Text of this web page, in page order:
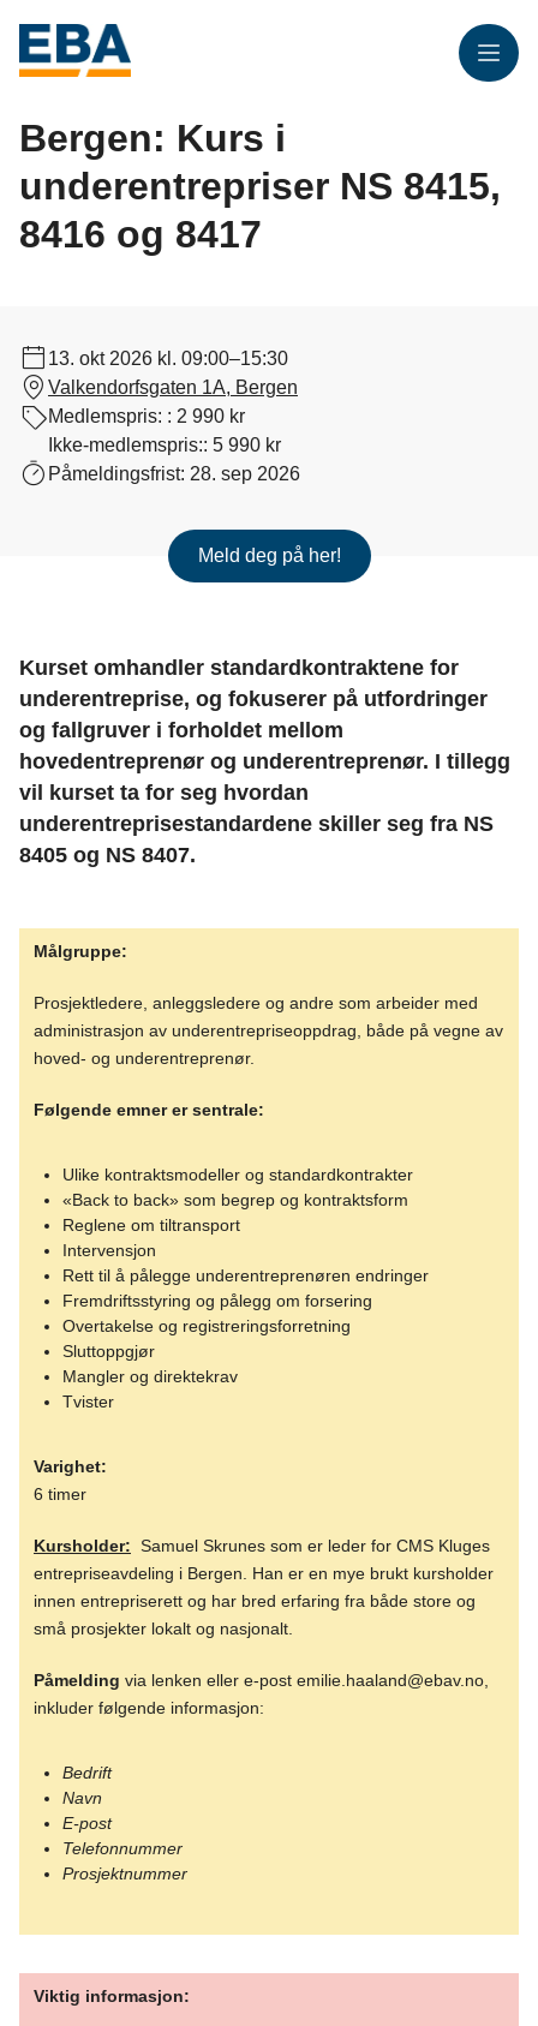
Meny
Bergen: Kurs i
underentrepriser NS 8415,
8416 og 8417
13. okt 2026 kl. 09:00–15:30
Valkendorfsgaten 1A, Bergen
Medlemspris: : 2 990 kr
Ikke-medlemspris:: 5 990 kr
Påmeldingsfrist: 28. sep 2026
Meld deg på her!
Kurset omhandler standardkontraktene for
underentreprise, og fokuserer på utfordringer
og fallgruver i forholdet mellom
hovedentreprenør og underentreprenør. I tillegg
vil kurset ta for seg hvordan
underentreprisestandardene skiller seg fra NS
8405 og NS 8407.
Målgruppe:
Prosjektledere, anleggsledere og andre som arbeider med
administrasjon av underentrepriseoppdrag, både på vegne av
hoved- og underentreprenør.
Følgende emner er sentrale:
Ulike kontraktsmodeller og standardkontrakter
«Back to back» som begrep og kontraktsform
Reglene om tiltransport
Intervensjon
Rett til å pålegge underentreprenøren endringer
Fremdriftsstyring og pålegg om forsering
Overtakelse og registreringsforretning
Sluttoppgjør
Mangler og direktekrav
Tvister
Varighet:
6 timer
Kursholder: Samuel Skrunes som er leder for CMS Kluges
entrepriseavdeling i Bergen. Han er en mye brukt kursholder
innen entrepriserett og har bred erfaring fra både store og
små prosjekter lokalt og nasjonalt.
Påmelding via lenken eller e-post emilie.haaland@ebav.no,
inkluder følgende informasjon:
Bedrift
Navn
E-post
Telefonnummer
Prosjektnummer
Viktig informasjon: